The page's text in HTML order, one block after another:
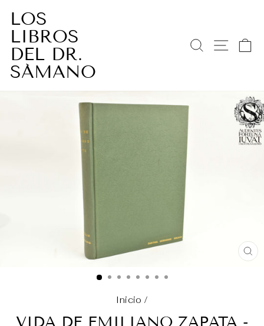
directamente
contenido
LOS
LIBROS
DEL DR.
SÁMANO
BUSCAR
Inicio /
VIDA DE EMILIANO ZAPATA -